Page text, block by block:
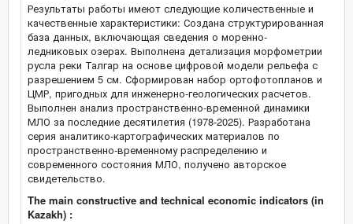
Результаты работы имеют следующие количественные и
качественные характеристики: Создана структурированная
база данных, включающая сведения о моренно-
ледниковых озерах. Выполнена детализация морфометрии
русла реки Талгар на основе цифровой модели рельефа с
разрешением 5 см. Сформирован набор ортофотопланов и
ЦМР, пригодных для инженерно-геологических расчетов.
Выполнен анализ пространственно-временной динамики
МЛО за последние десятилетия (1978-2025). Разработана
серия аналитико-картографических материалов по
пространственно-временному распределению и
современного состояния МЛО, получено авторское
свидетельство.
The main constructive and technical economic indicators (in
Kazakh) :